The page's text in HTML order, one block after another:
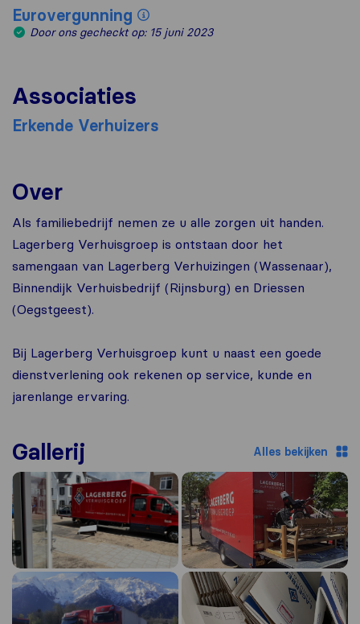
Eurovergunning
Door ons gecheckt op: 15 juni 2023
Associaties
Erkende Verhuizers
Over
Als familiebedrijf nemen ze u alle zorgen uit handen.
Lagerberg Verhuisgroep is ontstaan door het
samengaan van Lagerberg Verhuizingen (Wassenaar),
Binnendijk Verhuisbedrijf (Rijnsburg) en Driessen
(Oegstgeest).
Bij Lagerberg Verhuisgroep kunt u naast een goede
dienstverlening ook rekenen op service, kunde en
jarenlange ervaring.
Gallerij Alles bekijken